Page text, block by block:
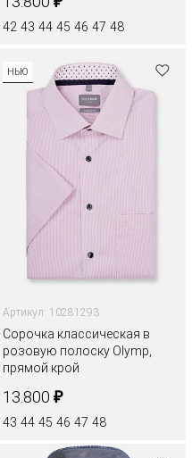
42 43 44 45 46 47 48
НЬЮ
Артикул: 10281293
Сорочка классическая в
розовую полоску Olymp,
прямой крой
13.800 ₽
43 44 45 46 47 48